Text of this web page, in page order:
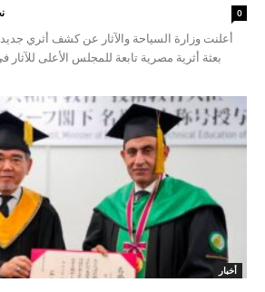
0
أعلنت وزارة السياحة والآثار عن كشف أثري
بعثة أثرية مصرية تابعة للمجلس الأعلى
أخبار